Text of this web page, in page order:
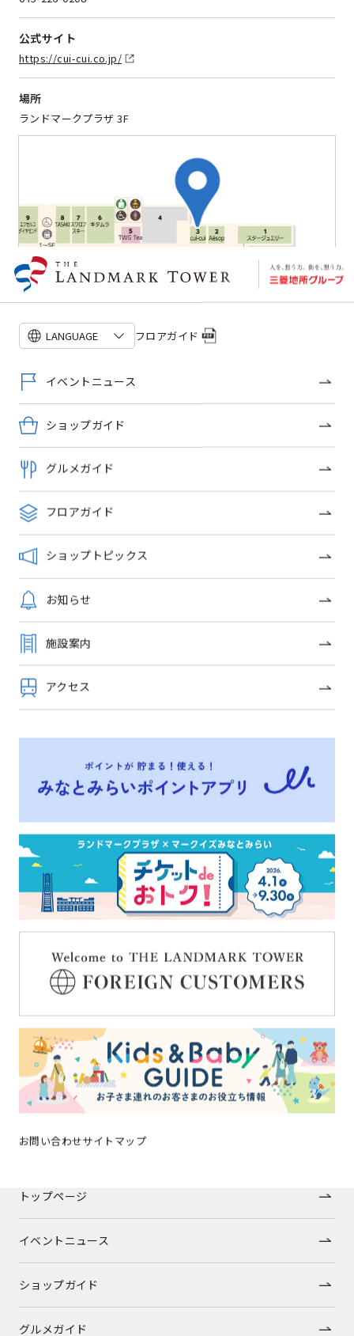
LANGUAGE フロアガイド
イベントニュース
ショップガイド
グルメガイド
フロアガイド
ショップトピックス
お知らせ
施設案内
アクセス
お問い合わせサイトマップ
公式サイト
https://cui-cui.co.jp/
場所
ランドマークプラザ 3F
フロアガイドを見る
ショップトピックス
【エンゲージリング／マリッ
ジリング特集】
【エンゲージリング／マリッ
OFFICIAL SNS
トップページ
イベントニュース
ショップガイド
グルメガイド